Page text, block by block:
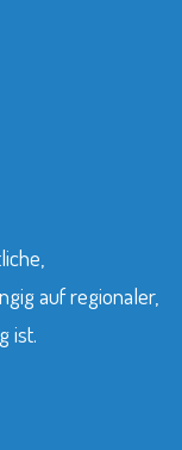
auf regionaler,
ist.